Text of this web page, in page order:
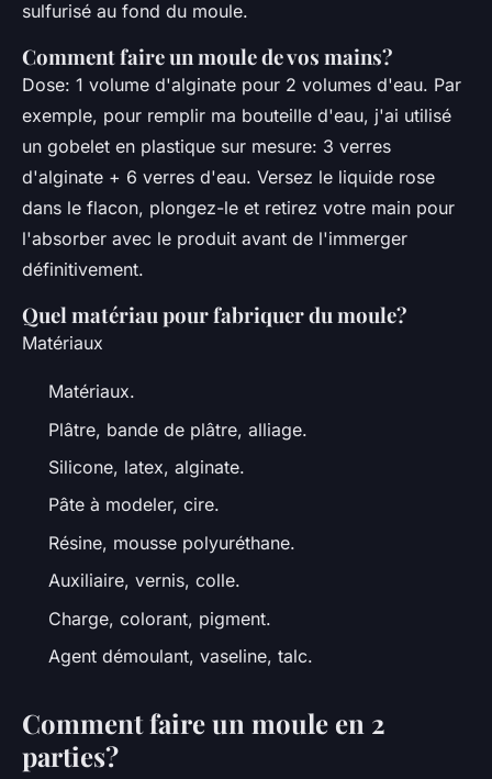
sulfurisé au fond du moule.
Comment faire un moule de vos mains?
Dose: 1 volume d'alginate pour 2 volumes d'eau. Par
exemple, pour remplir ma bouteille d'eau, j'ai utilisé
un gobelet en plastique sur mesure: 3 verres
d'alginate + 6 verres d'eau. Versez le liquide rose
dans le flacon, plongez-le et retirez votre main pour
l'absorber avec le produit avant de l'immerger
définitivement.
Quel matériau pour fabriquer du moule?
Matériaux
Matériaux.
Plâtre, bande de plâtre, alliage.
Silicone, latex, alginate.
Pâte à modeler, cire.
Résine, mousse polyuréthane.
Auxiliaire, vernis, colle.
Charge, colorant, pigment.
Agent démoulant, vaseline, talc.
Comment faire un moule en 2
parties?